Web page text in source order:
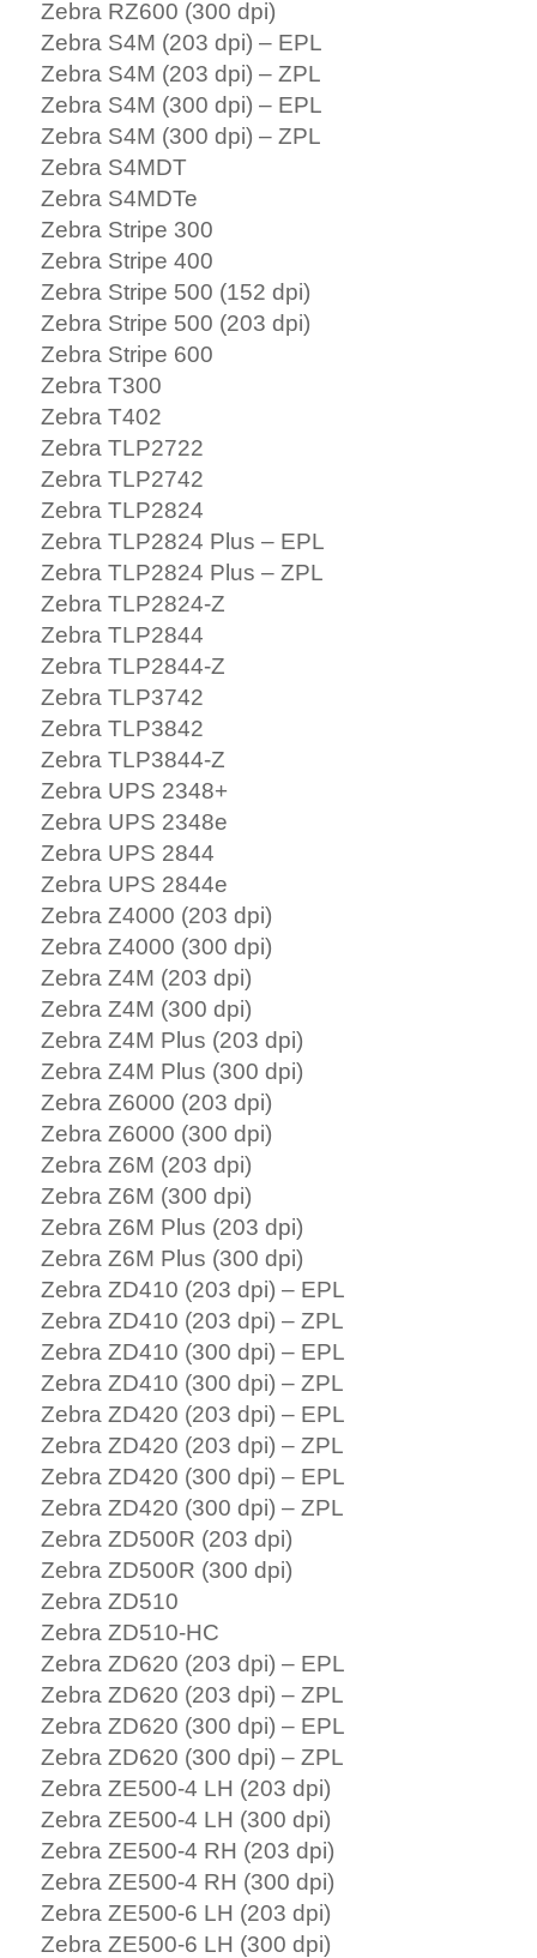
Zebra RZ600 (300 dpi)
Zebra S4M (203 dpi) – EPL
Zebra S4M (203 dpi) – ZPL
Zebra S4M (300 dpi) – EPL
Zebra S4M (300 dpi) – ZPL
Zebra S4MDT
Zebra S4MDTe
Zebra Stripe 300
Zebra Stripe 400
Zebra Stripe 500 (152 dpi)
Zebra Stripe 500 (203 dpi)
Zebra Stripe 600
Zebra T300
Zebra T402
Zebra TLP2722
Zebra TLP2742
Zebra TLP2824
Zebra TLP2824 Plus – EPL
Zebra TLP2824 Plus – ZPL
Zebra TLP2824-Z
Zebra TLP2844
Zebra TLP2844-Z
Zebra TLP3742
Zebra TLP3842
Zebra TLP3844-Z
Zebra UPS 2348+
Zebra UPS 2348e
Zebra UPS 2844
Zebra UPS 2844e
Zebra Z4000 (203 dpi)
Zebra Z4000 (300 dpi)
Zebra Z4M (203 dpi)
Zebra Z4M (300 dpi)
Zebra Z4M Plus (203 dpi)
Zebra Z4M Plus (300 dpi)
Zebra Z6000 (203 dpi)
Zebra Z6000 (300 dpi)
Zebra Z6M (203 dpi)
Zebra Z6M (300 dpi)
Zebra Z6M Plus (203 dpi)
Zebra Z6M Plus (300 dpi)
Zebra ZD410 (203 dpi) – EPL
Zebra ZD410 (203 dpi) – ZPL
Zebra ZD410 (300 dpi) – EPL
Zebra ZD410 (300 dpi) – ZPL
Zebra ZD420 (203 dpi) – EPL
Zebra ZD420 (203 dpi) – ZPL
Zebra ZD420 (300 dpi) – EPL
Zebra ZD420 (300 dpi) – ZPL
Zebra ZD500R (203 dpi)
Zebra ZD500R (300 dpi)
Zebra ZD510
Zebra ZD510-HC
Zebra ZD620 (203 dpi) – EPL
Zebra ZD620 (203 dpi) – ZPL
Zebra ZD620 (300 dpi) – EPL
Zebra ZD620 (300 dpi) – ZPL
Zebra ZE500-4 LH (203 dpi)
Zebra ZE500-4 LH (300 dpi)
Zebra ZE500-4 RH (203 dpi)
Zebra ZE500-4 RH (300 dpi)
Zebra ZE500-6 LH (203 dpi)
Zebra ZE500-6 LH (300 dpi)